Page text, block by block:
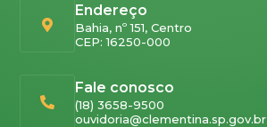
Endereço
Bahia, nº 151, Centro
CEP: 16250-000
Fale conosco
(18) 3658-9500
ouvidoria@clementina.sp.gov.br